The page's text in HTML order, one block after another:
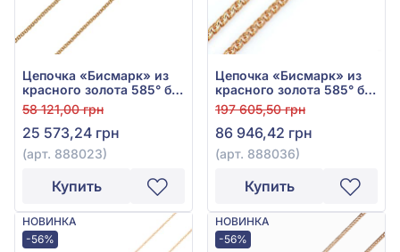
Цепочка «Бисмарк» из
красного золота 585° без
вставки, арт. 888023
58 121,00 грн
25 573,24 грн
(арт. 888023)
Купить
Цепочка «Бисмарк» из
красного золота 585° без
вставки, арт. 888036
197 605,50 грн
86 946,42 грн
(арт. 888036)
Купить
НОВИНКА
-56%
НОВИНКА
-56%